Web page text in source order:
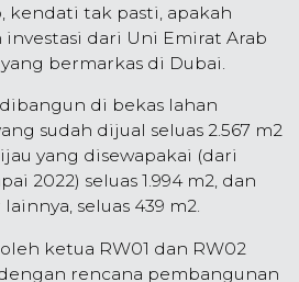
kendati tak pasti, apakah
dari Uni Emirat Arab
bermarkas di Dubai.
di bekas lahan
sudah dijual seluas 2.567 m2
yang disewapakai (dari
2022) seluas 1.994 m2, dan
seluas 439 m2.
ketua RW01 dan RW02
rencana pembangunan